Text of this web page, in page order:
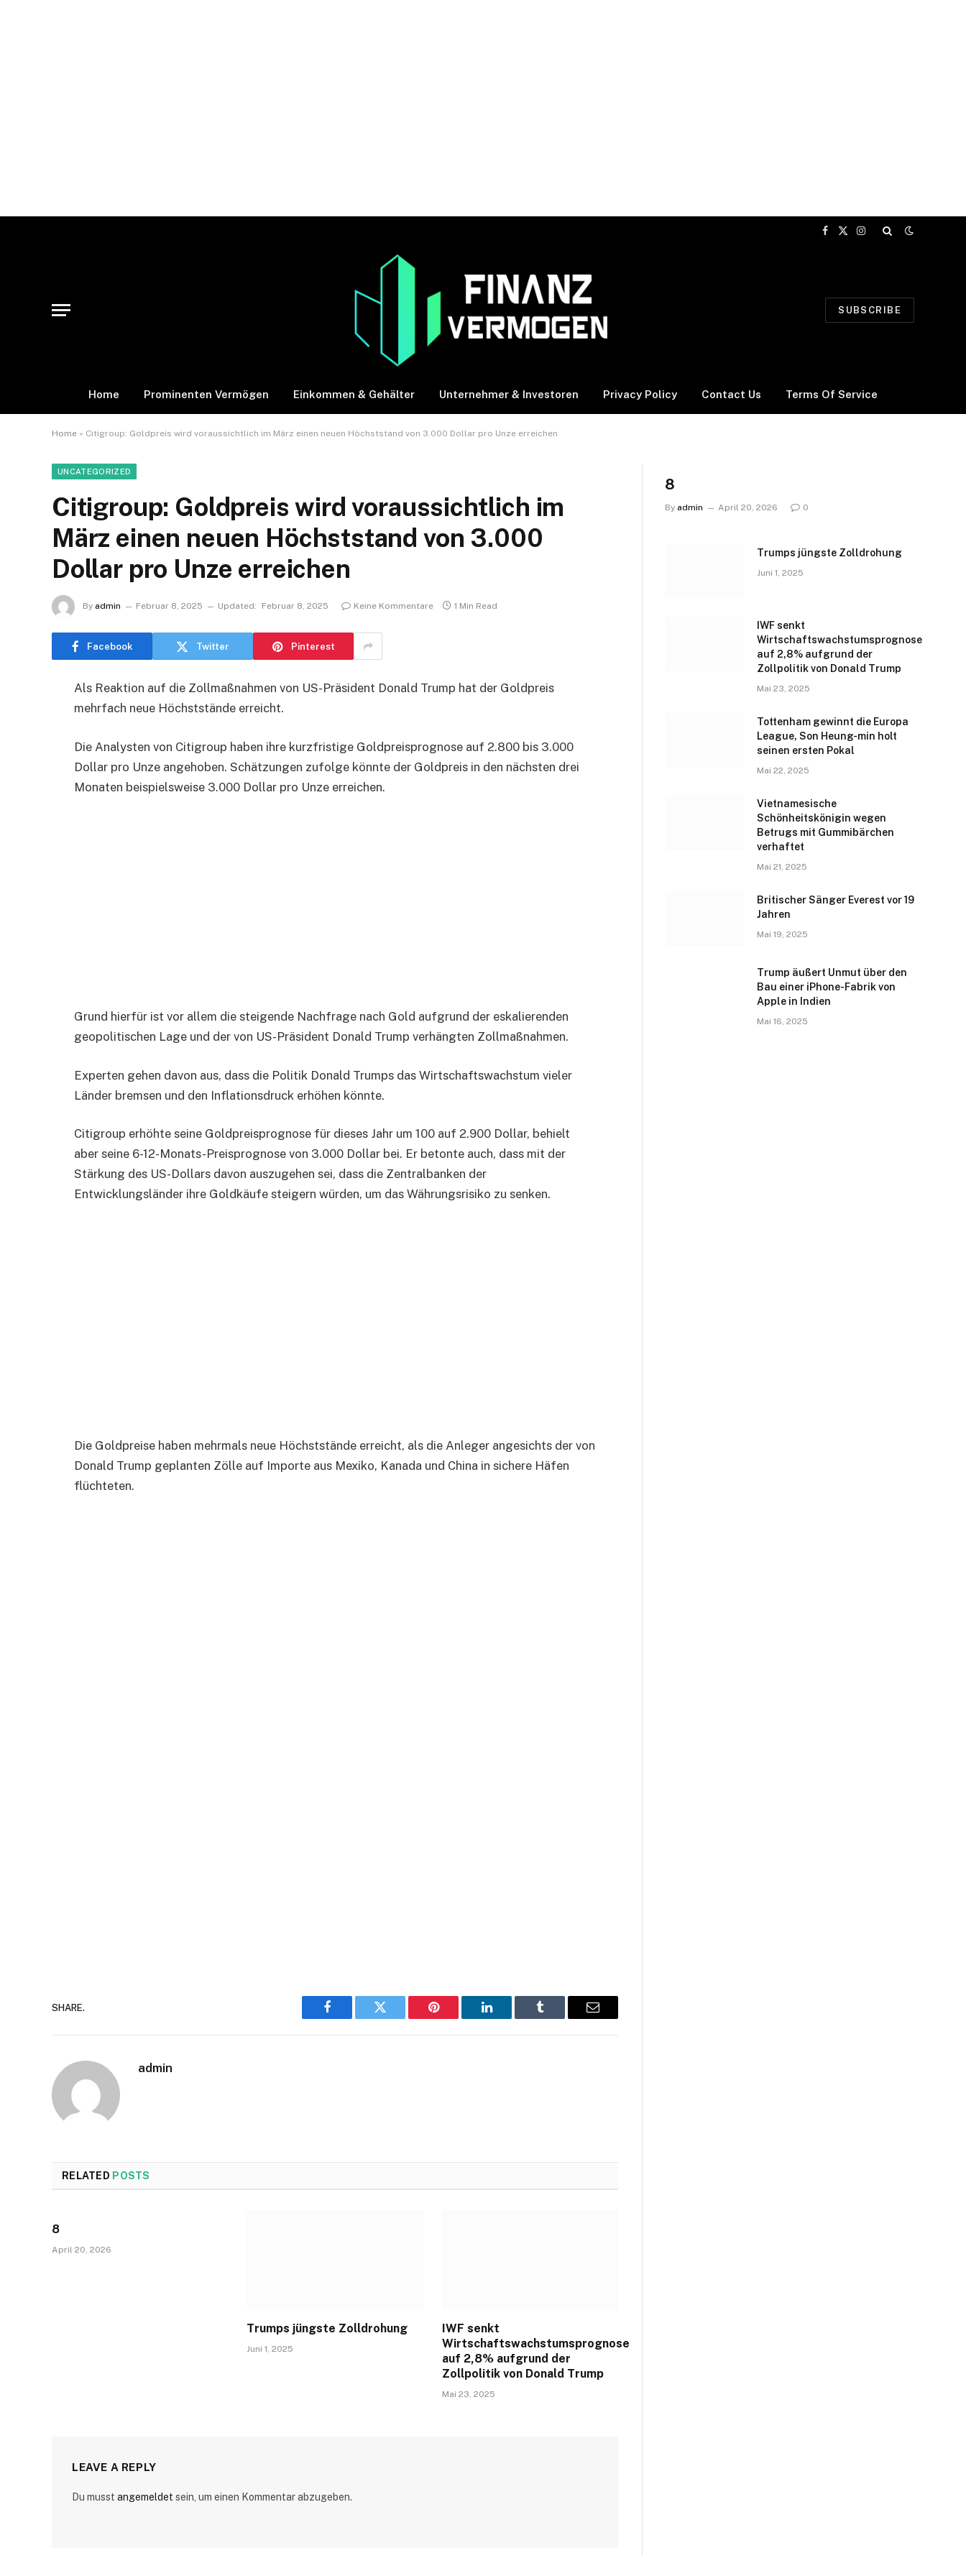
Facebook
X
Instagram
SUBSCRIBE
Home Prominenten Vermögen Einkommen & Gehälter Unternehmer & Investoren Privacy Policy Contact Us Terms Of Service
Home » Citigroup: Goldpreis wird voraussichtlich im März einen neuen Höchststand von 3.000 Dollar pro Unze erreichen
UNCATEGORIZED
Citigroup: Goldpreis wird voraussichtlich im
März einen neuen Höchststand von 3.000
Dollar pro Unze erreichen
By admin Februar 8, 2025 Updated: Februar 8, 2025 Keine Kommentare 1 Min Read
Facebook Twitter Pinterest
Als Reaktion auf die Zollmaßnahmen von US-Präsident Donald Trump hat der Goldpreis
mehrfach neue Höchststände erreicht.
Die Analysten von Citigroup haben ihre kurzfristige Goldpreisprognose auf 2.800 bis 3.000
Dollar pro Unze angehoben. Schätzungen zufolge könnte der Goldpreis in den nächsten drei
Monaten beispielsweise 3.000 Dollar pro Unze erreichen.
Grund hierfür ist vor allem die steigende Nachfrage nach Gold aufgrund der eskalierenden
geopolitischen Lage und der von US-Präsident Donald Trump verhängten Zollmaßnahmen.
Experten gehen davon aus, dass die Politik Donald Trumps das Wirtschaftswachstum vieler
Länder bremsen und den Inflationsdruck erhöhen könnte.
Citigroup erhöhte seine Goldpreisprognose für dieses Jahr um 100 auf 2.900 Dollar, behielt
aber seine 6-12-Monats-Preisprognose von 3.000 Dollar bei. Er betonte auch, dass mit der
Stärkung des US-Dollars davon auszugehen sei, dass die Zentralbanken der
Entwicklungsländer ihre Goldkäufe steigern würden, um das Währungsrisiko zu senken.
Die Goldpreise haben mehrmals neue Höchststände erreicht, als die Anleger angesichts der von
Donald Trump geplanten Zölle auf Importe aus Mexiko, Kanada und China in sichere Häfen
flüchteten.
SHARE.
Facebook Twitter Pinterest LinkedIn Tumblr Email
admin
RELATED POSTS
8
April 20, 2026
Trumps jüngste Zolldrohung
Juni 1, 2025
IWF senkt
Wirtschaftswachstumsprognose
auf 2,8% aufgrund der
Zollpolitik von Donald Trump
Mai 23, 2025
LEAVE A REPLY
Du musst angemeldet sein, um einen Kommentar abzugeben.
8
By admin April 20, 2026 0
Trumps jüngste Zolldrohung
Juni 1, 2025
IWF senkt
Wirtschaftswachstumsprognose
auf 2,8% aufgrund der
Zollpolitik von Donald Trump
Mai 23, 2025
Tottenham gewinnt die Europa
League, Son Heung-min holt
seinen ersten Pokal
Mai 22, 2025
Vietnamesische
Schönheitskönigin wegen
Betrugs mit Gummibärchen
verhaftet
Mai 21, 2025
Britischer Sänger Everest vor 19
Jahren
Mai 19, 2025
Trump äußert Unmut über den
Bau einer iPhone-Fabrik von
Apple in Indien
Mai 16, 2025